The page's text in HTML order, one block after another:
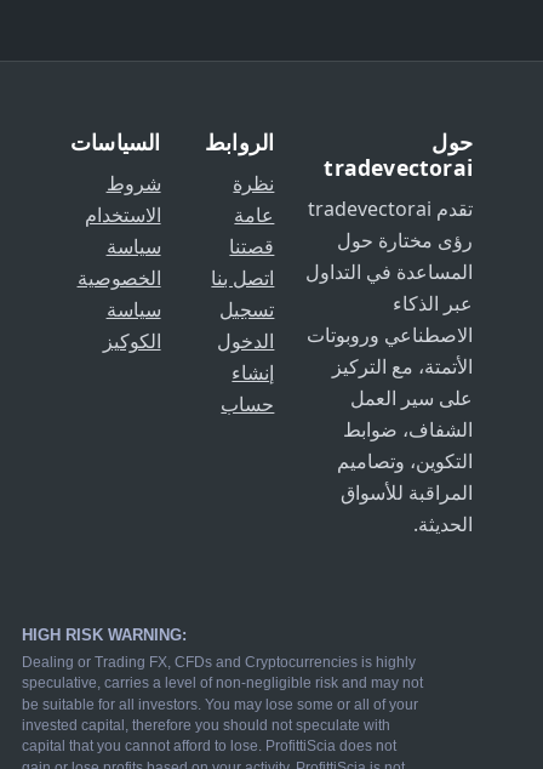
حول
tradevectorai
تقدم tradevectorai
رؤى مختارة حول
المساعدة في التداول
عبر الذكاء
الاصطناعي وروبوتات
الأتمتة، مع التركيز
على سير العمل
الشفاف، ضوابط
التكوين، وتصاميم
المراقبة للأسواق
الحديثة.
الروابط
نظرة
عامة
قصتنا
اتصل بنا
تسجيل
الدخول
إنشاء
حساب
السياسات
شروط
الاستخدام
سياسة
الخصوصية
سياسة
الكوكيز